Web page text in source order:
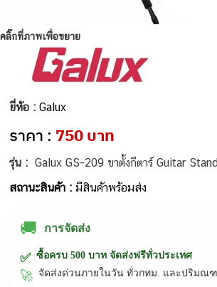
คลิ๊กที่ภาพเพื่อขยาย
ยี่ห้อ :Galux
ราคา : 750 บาท
รุ่น :Galux GS-209 ขาตั้งกีตาร์ Guitar
สถานะสินค้า :มีสินค้าพร้อมส่ง
🚚 การจัดส่ง
✅ ซื้อครบ 500 บาท จัดส่งฟรีทั่วประเทศ
🚀 จัดส่งด่วนภายในวัน ทั่วกทม. และปริมณ